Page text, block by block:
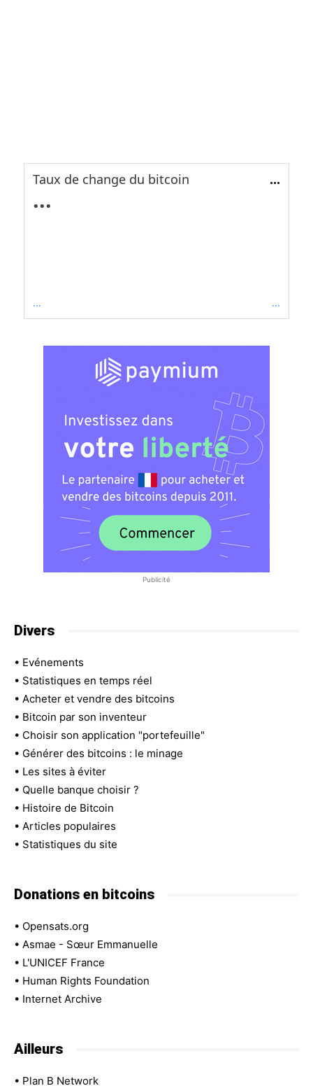
Taux de change du bitcoin ...
...
... ...
Publicité
Divers
• Evénements
• Statistiques en temps réel
• Acheter et vendre des bitcoins
• Bitcoin par son inventeur
• Choisir son application "portefeuille"
• Générer des bitcoins : le minage
• Les sites à éviter
• Quelle banque choisir ?
• Histoire de Bitcoin
• Articles populaires
• Statistiques du site
Donations en bitcoins
• Opensats.org
• Asmae - Sœur Emmanuelle
• L'UNICEF France
• Human Rights Foundation
• Internet Archive
Ailleurs
• Plan B Network